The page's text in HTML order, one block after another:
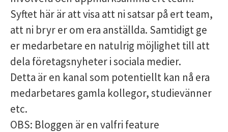
Syftet här är att visa att ni satsar på ert team,
att ni bryr er om era anställda. Samtidigt ge
er medarbetare en natulrig möjlighet till att
dela företagsnyheter i sociala medier.
Detta är en kanal som potentiellt kan nå era
medarbetares gamla kollegor, studievänner
etc.
OBS: Bloggen är en valfri feature